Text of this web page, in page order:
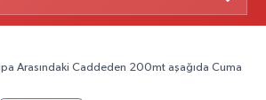
Arasındaki Caddeden 200mt aşağıda Cuma